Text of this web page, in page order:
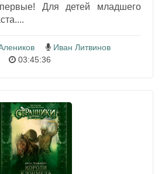
Для детей младшего
Иван Литвинов
03:45:36